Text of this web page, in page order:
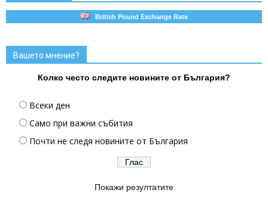
British Pound Exchange Rate
Вашето мнение?
Колко често следите новините от България?
Всеки ден
Само при важни събития
Почти не следя новините от България
Покажи резултатите